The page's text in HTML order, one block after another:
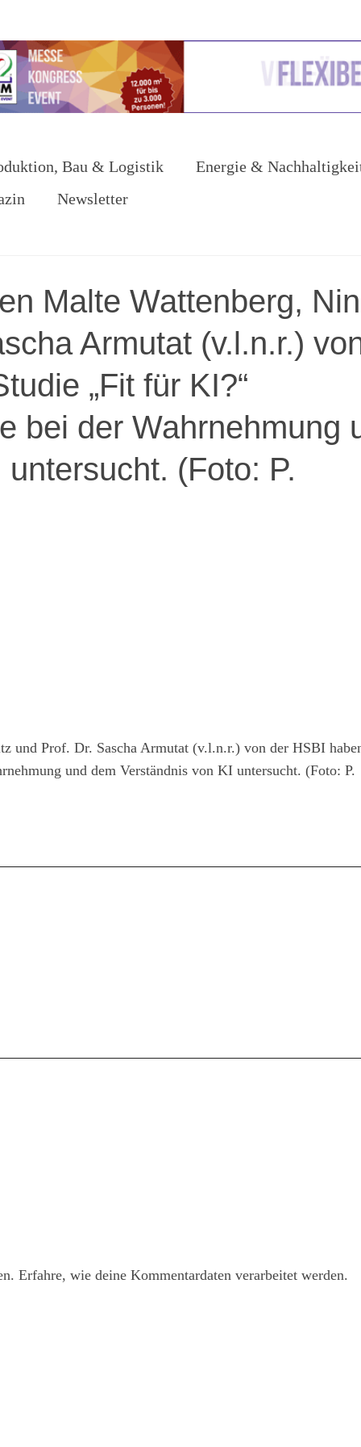
Bau & Logistik
Energie &
Newsletter
Malte Wattenberg,
Armutat (v.l.n.r.)
„Fit für KI?“
bei der Wahrnehmung
(Foto: P.
und Prof. Dr. Sascha Armutat (v.l.n.r.) von der HSBI
und dem Verständnis von KI untersucht. (Foto: P.
Erfahre, wie deine Kommentardaten verarbeitet werden.